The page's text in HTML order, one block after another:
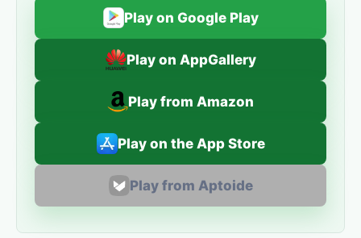
Play on Google Play
Play on AppGallery
Play from Amazon
Play on the App Store
Play from Aptoide